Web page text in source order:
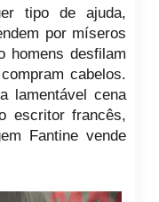
tipo de ajuda,
por míseros
homens desfilam
cabelos.
lamentável cena
escritor francês,
Fantine vende